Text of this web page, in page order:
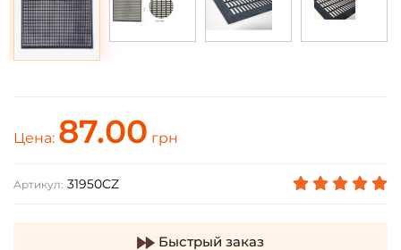
Цена: 87.00 грн
Артикул: 31950CZ
Быстрый заказ